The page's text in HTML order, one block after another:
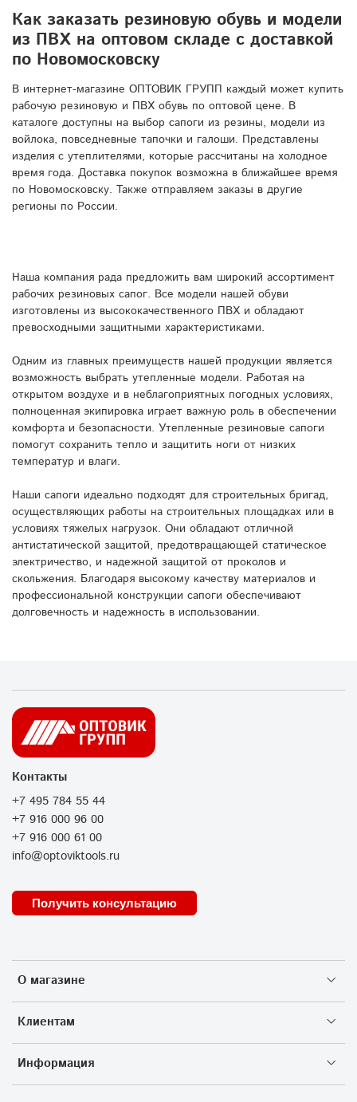
Как заказать резиновую обувь и модели
из ПВХ на оптовом складе с доставкой
по Новомосковску
В интернет-магазине ОПТОВИК ГРУПП каждый может купить
рабочую резиновую и ПВХ обувь по оптовой цене. В
каталоге доступны на выбор сапоги из резины, модели из
войлока, повседневные тапочки и галоши. Представлены
изделия с утеплителями, которые рассчитаны на холодное
время года. Доставка покупок возможна в ближайшее время
по Новомосковску. Также отправляем заказы в другие
регионы по России.
Наша компания рада предложить вам широкий ассортимент
рабочих резиновых сапог. Все модели нашей обуви
изготовлены из высококачественного ПВХ и обладают
превосходными защитными характеристиками.
Одним из главных преимуществ нашей продукции является
возможность выбрать утепленные модели. Работая на
открытом воздухе и в неблагоприятных погодных условиях,
полноценная экипировка играет важную роль в обеспечении
комфорта и безопасности. Утепленные резиновые сапоги
помогут сохранить тепло и защитить ноги от низких
температур и влаги.
Наши сапоги идеально подходят для строительных бригад,
осуществляющих работы на строительных площадках или в
условиях тяжелых нагрузок. Они обладают отличной
антистатической защитой, предотвращающей статическое
электричество, и надежной защитой от проколов и
скольжения. Благодаря высокому качеству материалов и
профессиональной конструкции сапоги обеспечивают
долговечность и надежность в использовании.
О магазине
Клиентам
Информация
Контакты
+7 495 784 55 44
+7 916 000 96 00
+7 916 000 61 00
info@optoviktools.ru
Получить консультацию